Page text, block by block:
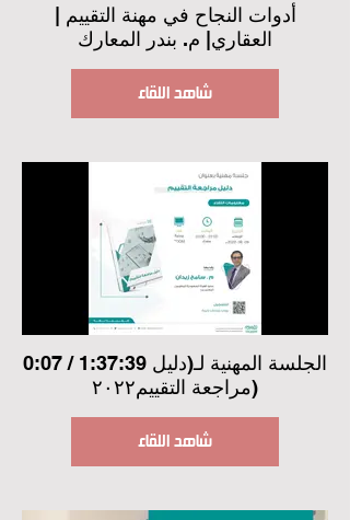
العقاري| م. بندر المعارك
شاهد اللقاء
0:07 / 1:37:39 الجلسة المهنية لـ(دليل
مراجعة التقييم٢٠٢٢)
شاهد اللقاء